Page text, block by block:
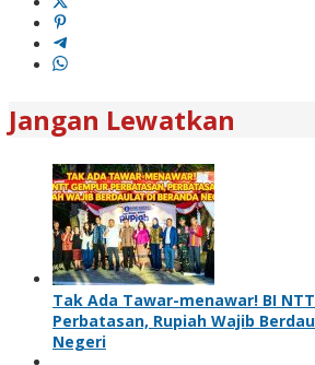
Jangan Lewatkan
Tak Ada Tawar-menawar! BI
Perbatasan, Rupiah Wajib
Negeri